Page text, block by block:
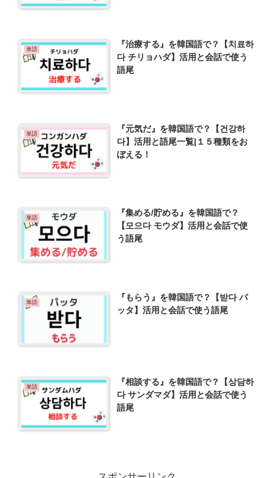
単語
『治療する』を韓国語で？【치료하
다 チリョハダ】活用と会話で使う
語尾
単語
『元気だ』を韓国語で？【건강하
다】活用と語尾一覧|１５種類をお
ぼえる！
単語
『集める/貯める』を韓国語で？
【모으다 モウダ】活用と会話で使
う語尾
単語
『もらう』を韓国語で？【받다 パ
ッタ】活用と会話で使う語尾
単語
『相談する』を韓国語で？【상담하
다 サンダマダ】活用と会話で使う
語尾